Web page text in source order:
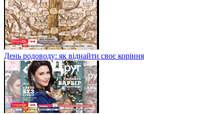
День родоводу: як віднайти своє коріння